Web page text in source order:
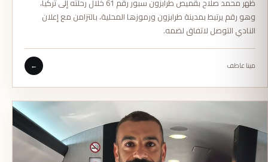
وهو رقم يرتبط بمدينة طرابزون ورموزها المحلية، بالتزامن مع إعلان
النادي التوصل لاتفاق لضمه.
مينا عاطف ←